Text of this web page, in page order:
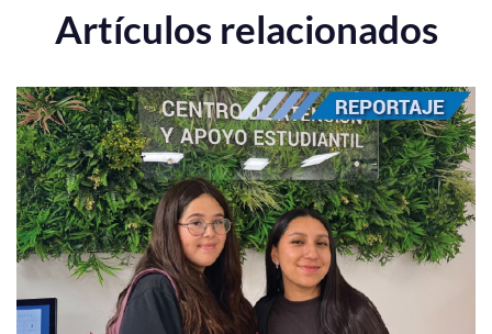
Artículos relacionados